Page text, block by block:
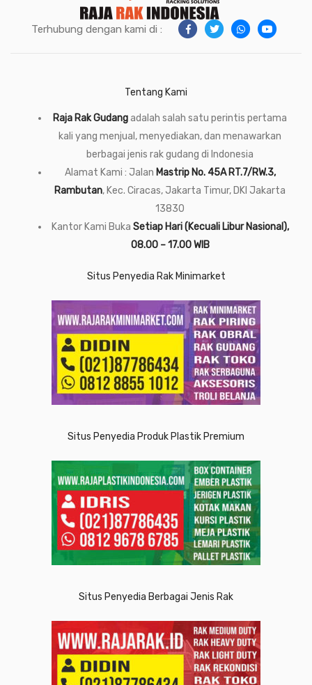
Terhubung dengan kami di :
Tentang Kami
Raja Rak Gudangadalah salah satu perintis pertama
kali yang menjual, menyediakan, dan menawarkan
berbagai jenis rak gudang di Indonesia
Alamat Kami : Jalan Mastrip No. 45A RT.7/RW.3,
Rambutan, Kec. Ciracas, Jakarta Timur, DKI Jakarta
13830
Kantor Kami Buka Setiap Hari (Kecuali Libur Nasional),
08.00 – 17.00 WIB
Situs Penyedia Rak Minimarket
Situs Penyedia Produk Plastik Premium
Situs Penyedia Berbagai Jenis Rak